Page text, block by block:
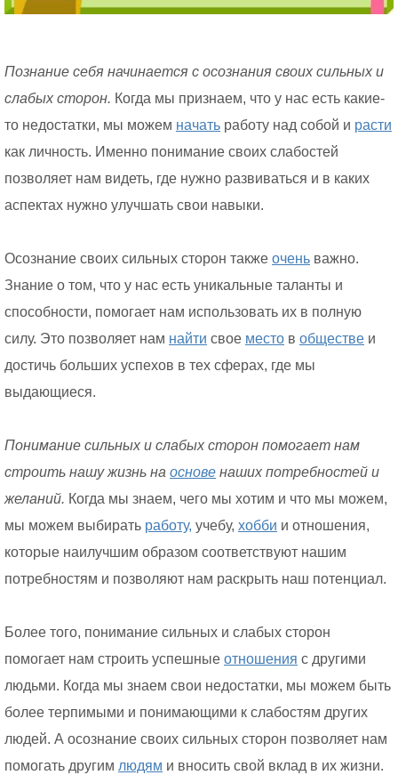
Познание себя начинается с осознания своих сильных и
слабых сторон. Когда мы признаем, что у нас есть какие-
то недостатки, мы можем начать работу над собой и расти
как личность. Именно понимание своих слабостей
позволяет нам видеть, где нужно развиваться и в каких
аспектах нужно улучшать свои навыки.
Осознание своих сильных сторон также очень важно.
Знание о том, что у нас есть уникальные таланты и
способности, помогает нам использовать их в полную
силу. Это позволяет нам найти свое место в обществе и
достичь больших успехов в тех сферах, где мы
выдающиеся.
Понимание сильных и слабых сторон помогает нам
строить нашу жизнь на основе наших потребностей и
желаний. Когда мы знаем, чего мы хотим и что мы можем,
мы можем выбирать работу, учебу, хобби и отношения,
которые наилучшим образом соответствуют нашим
потребностям и позволяют нам раскрыть наш потенциал.
Более того, понимание сильных и слабых сторон
помогает нам строить успешные отношения с другими
людьми. Когда мы знаем свои недостатки, мы можем быть
более терпимыми и понимающими к слабостям других
людей. А осознание своих сильных сторон позволяет нам
помогать другим людям и вносить свой вклад в их жизни.